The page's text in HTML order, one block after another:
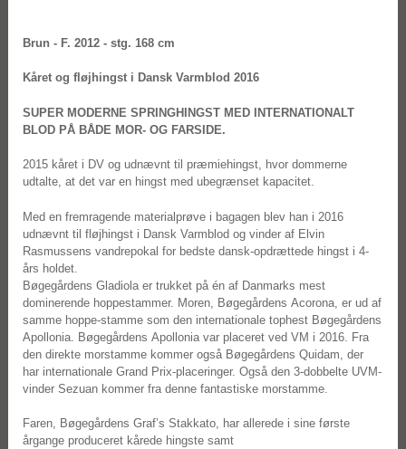
Brun - F. 2012 - stg. 168 cm
Kåret og fløjhingst i Dansk Varmblod 2016
SUPER MODERNE SPRINGHINGST MED INTERNATIONALT
BLOD PÅ BÅDE MOR- OG FARSIDE.
2015 kåret i DV og udnævnt til præmiehingst, hvor dommerne
udtalte, at det var en hingst med ubegrænset kapacitet.
Med en fremragende materialprøve i bagagen blev han i 2016
udnævnt til fløjhingst i Dansk Varmblod og vinder af Elvin
Rasmussens vandrepokal for bedste dansk-opdrættede hingst i 4-
års holdet.
Bøgegårdens Gladiola er trukket på én af Danmarks mest
dominerende hoppestammer. Moren, Bøgegårdens Acorona, er ud af
samme hoppe-stamme som den internationale tophest Bøgegårdens
Apollonia. Bøgegårdens Apollonia var placeret ved VM i 2016. Fra
den direkte morstamme kommer også Bøgegårdens Quidam, der
har internationale Grand Prix-placeringer. Også den 3-dobbelte UVM-
vinder Sezuan kommer fra denne fantastiske morstamme.
Faren, Bøgegårdens Graf’s Stakkato, har allerede i sine første
årgange produceret kårede hingste samt